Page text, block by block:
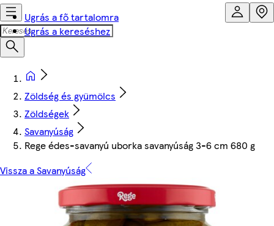
Ugrás a fő tartalomra
Ugrás a kereséshez
Zöldség és gyümölcs
Zöldségek
Savanyúság
Rege édes-savanyú uborka savanyúság 3-6 cm 680 g
Vissza a Savanyúság